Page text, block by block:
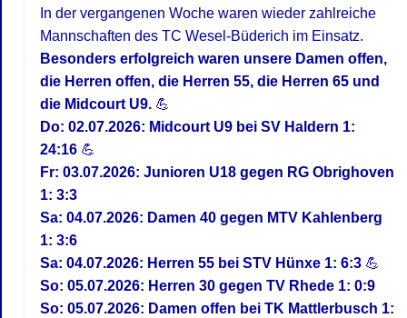
In der vergangenen Woche waren wieder zahlreiche
Mannschaften des TC Wesel-Büderich im Einsatz.
Besonders erfolgreich waren unsere Damen offen,
die Herren offen, die Herren 55, die Herren 65 und
die Midcourt U9.💪
Do: 02.07.2026: Midcourt U9 bei SV Haldern 1:
24:16💪
Fr: 03.07.2026: Junioren U18 gegen RG Obrighoven
1: 3:3
Sa: 04.07.2026: Damen 40 gegen MTV Kahlenberg
1: 3:6
Sa: 04.07.2026: Herren 55 bei STV Hünxe 1: 6:3💪
So: 05.07.2026: Herren 30 gegen TV Rhede 1: 0:9
So: 05.07.2026: Damen offen bei TK Mattlerbusch 1: